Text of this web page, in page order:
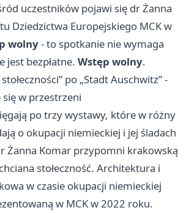
uczestników pojawi się dr Żanna
Dziedzictwa Europejskiego MCK w
wolny- to spotkanie nie wymaga
jest bezpłatne. Wstęp wolny.
po „Stadt Auschwitz” -
w przestrzeni
po trzy wystawy, które w różny
o okupacji niemieckiej i jej śladach
Żanna Komar przypomni krakowską
stołeczność. Architektura i
w czasie okupacji niemieckiej
w MCK w 2022 roku.